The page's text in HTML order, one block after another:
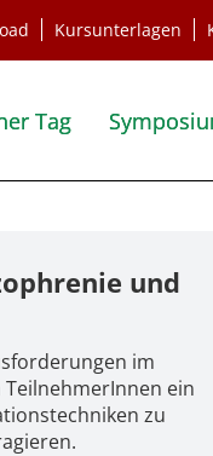
Kursunterlagen
Tag
und
im
ein
zu